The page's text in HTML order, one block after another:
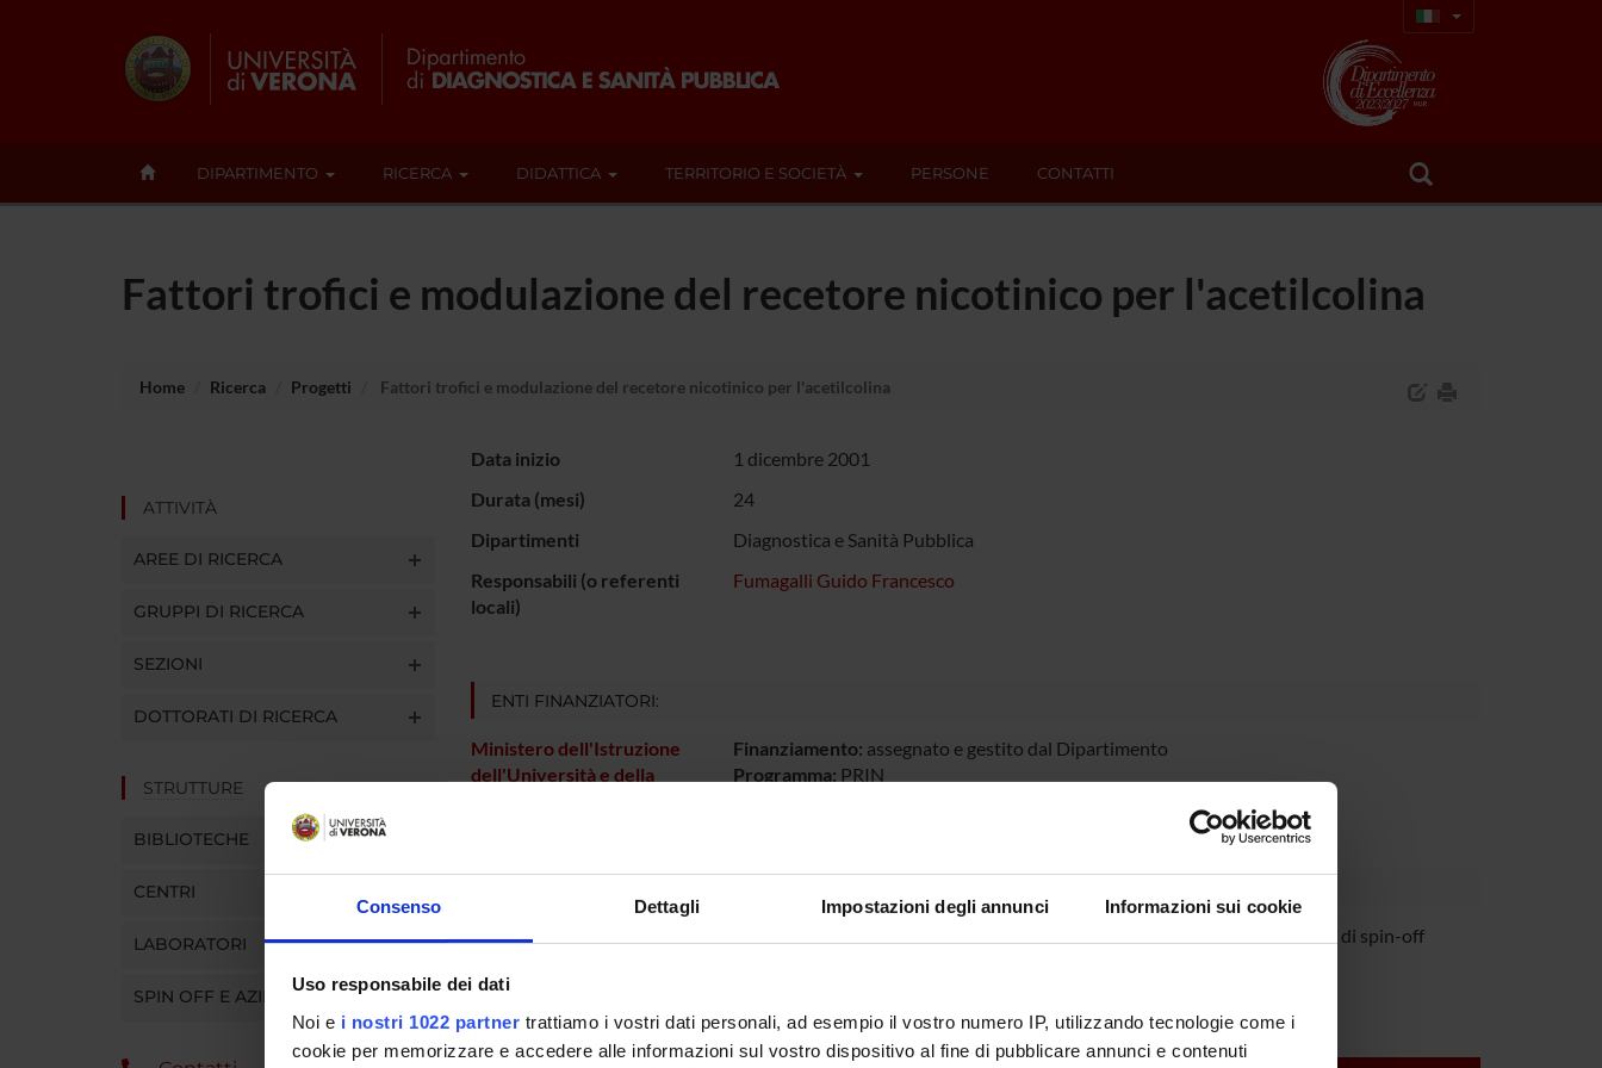
Consenso Dettagli Impostazioni degli annunci Informazioni sui cookie
Uso responsabile dei dati
Noi e i nostri 1022 partner trattiamo i vostri dati personali, ad esempio il vostro numero IP, utilizzando tecnologie come i
cookie per memorizzare e accedere alle informazioni sul vostro dispositivo al fine di pubblicare annunci e contenuti
DIPARTIMENTO RICERCA DIDATTICA TERRITORIO E SOCIETÀ PERSONE CONTATTI
Fattori trofici e modulazione del recetore nicotinico per l'acetilcolina
Home Ricerca Progetti Fattori trofici e modulazione del recetore nicotinico per l'acetilcolina
ATTIVITÀ
AREE DI RICERCA
GRUPPI DI RICERCA
SEZIONI
DOTTORATI DI RICERCA
STRUTTURE
BIBLIOTECHE
CENTRI
LABORATORI
SPIN OFF E AZIENDE
Data inizio
1 dicembre 2001
Durata (mesi)
24
Dipartimenti
Diagnostica e Sanità Pubblica
Responsabili (o referenti
locali)
Fumagalli Guido Francesco
ENTI FINANZIATORI:
Ministero dell'Istruzione
dell'Università e della
Finanziamento: assegnato e gestito dal Dipartimento
Programma: PRIN
Marzia Di Chio
Elena Formaggio
Personale di spin-off